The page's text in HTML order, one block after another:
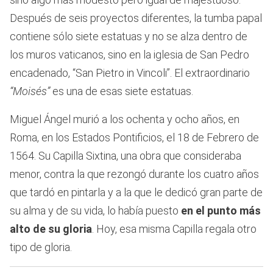
Después de seis proyectos diferentes, la tumba papal
contiene sólo siete estatuas y no se alza dentro de
los muros vaticanos, sino en la iglesia de San Pedro
encadenado, “San Pietro in Vincoli”. El extraordinario
“Moisés”es una de esas siete estatuas.
Miguel Ángel murió a los ochenta y ocho años, en
Roma, en los Estados Pontificios, el 18 de Febrero de
1564. Su Capilla Sixtina, una obra que consideraba
menor, contra la que rezongó durante los cuatro años
que tardó en pintarla y a la que le dedicó gran parte de
su alma y de su vida, lo había puesto en el punto más
alto de su gloria. Hoy, esa misma Capilla regala otro
tipo de gloria.